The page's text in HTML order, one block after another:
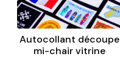
Autocollant découpe
mi-chair vitrine